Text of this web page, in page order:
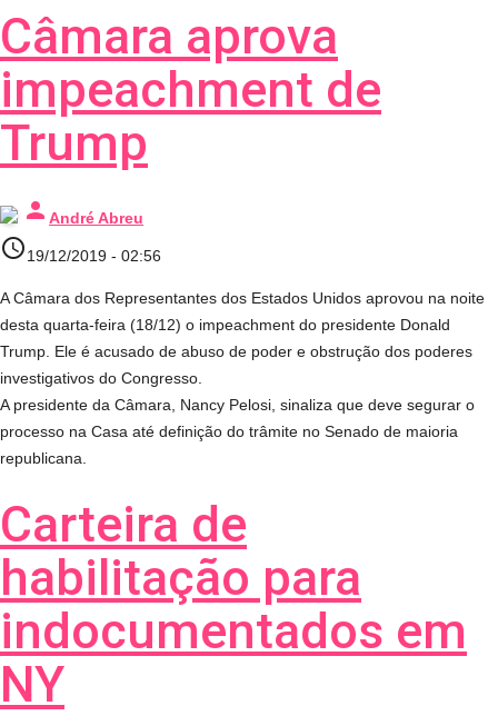
Câmara aprova
impeachment de
Trump
person André Abreu
access_time19/12/2019 - 02:56
A Câmara dos Representantes dos Estados Unidos aprovou na noite
desta quarta-feira (18/12) o impeachment do presidente Donald
Trump. Ele é acusado de abuso de poder e obstrução dos poderes
investigativos do Congresso.
A presidente da Câmara, Nancy Pelosi, sinaliza que deve segurar o
processo na Casa até definição do trâmite no Senado de maioria
republicana.
Carteira de
habilitação para
indocumentados em
NY